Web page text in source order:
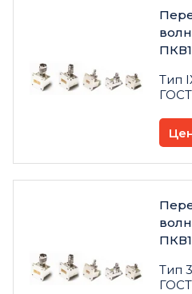
Тип
Тип